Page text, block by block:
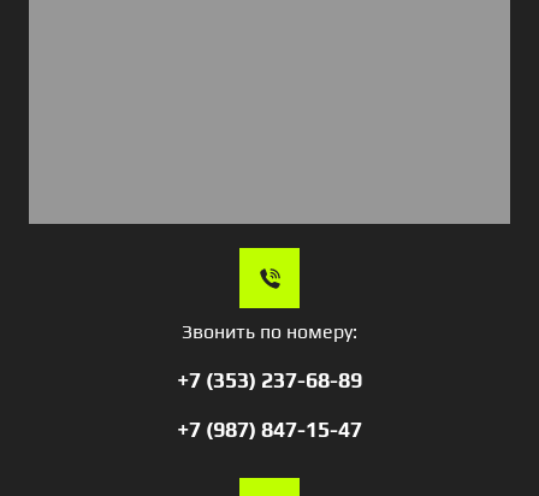
Звонить по номеру:
+7 (353) 237-68-89
+7 (987) 847-15-47